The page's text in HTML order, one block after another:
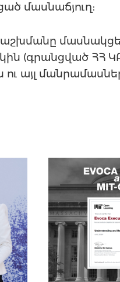
մասնաճյուղ:
(գրանցված ՀՀ
այլ